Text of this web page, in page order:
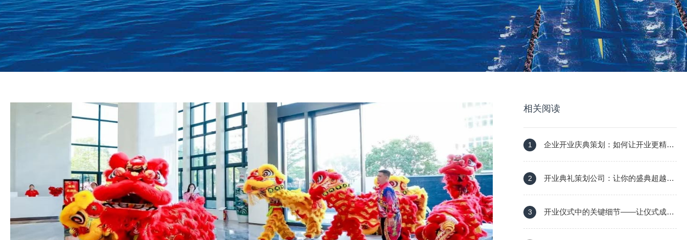
相关阅读
1 企业开业庆典策划：如何让开业更精
彩，让客户更满意？
2 开业典礼策划公司：让你的盛典超越想
象，创造无限可能
3 开业仪式中的关键细节——让仪式成为